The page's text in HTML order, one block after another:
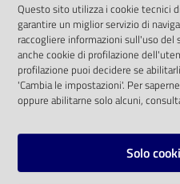
Eventi
Chiedi al
bibliotecario
solo alle condizioni
comunitaria 2003/98/CE e
SOCIAL
Instagram
Questo sito utilizza i cookie tecnici
garantire un miglior servizio di
raccogliere informazioni sull'uso
anche cookie di profilazione
profilazione puoi decidere se
'Cambia le impostazioni'. Per
oppure abilitarne solo alcuni,
Solo